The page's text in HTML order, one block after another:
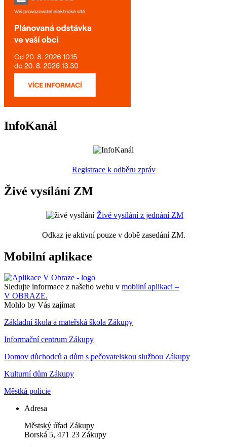
InfoKanál
Registrace k odběru zpráv
Živé vysílání ZM
Živé vysílání z jednání ZM
Odkaz je aktivní pouze v době zasedání ZM.
Mobilní aplikace
Sledujte informace z našeho webu v mobilní aplikaci –
V OBRAZE.
Mohlo by Vás zajímat
Základní škola a mateřská škola Zákupy
Informační centrum Zákupy
Domov důchodců a dům s pečovatelskou službou Zákupy
Kulturní dům Zákupy
Městká policie
Adresa
Městský úřad Zákupy
Borská 5, 471 23 Zákupy